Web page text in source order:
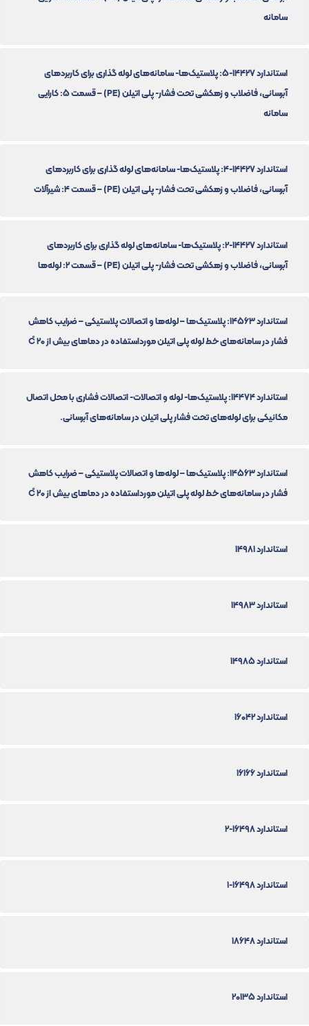
سامانه
استاندارد 14427-5: پلاستیک‌ها- سامانه‌های لوله گذاری برای کاربردهای
آبرسانی، فاضلاب و زهکشی تحت فشار- پلی اتیلن (PE) – قسمت 5: کارایی
سامانه
استاندارد 14427-4: پلاستیک‌ها- سامانه‌های لوله گذاری برای کاربردهای
آبرسانی، فاضلاب و زهکشی تحت فشار- پلی اتیلن (PE) – قسمت 4: شیرآلات
استاندارد 14427-2: پلاستیک‌ها- سامانه‌های لوله گذاری برای کاربردهای
آبرسانی، فاضلاب و زهکشی تحت فشار- پلی اتیلن (PE) – قسمت 2: لوله‌ها
استاندارد 14563: پلاستیک‌ها – لوله‌ها و اتصالات پلاستیکی – ضرایب کاهش
فشار در سامانه‌های خط لوله پلی اتیلن مورداستفاده در دماهای بیش از 20 C̊
استاندارد 14474: پلاستیک‌ها- لوله و اتصالات- اتصالات فشاری با محل اتصال
مکانیکی برای لوله‌های تحت فشار پلی اتیلن در سامانه‌های آبرسانی.
استاندارد 14563: پلاستیک‌ها – لوله‌ها و اتصالات پلاستیکی – ضرایب کاهش
فشار در سامانه‌های خط لوله پلی اتیلن مورداستفاده در دماهای بیش از 20 C̊
استاندارد 14981
استاندارد 14983
استاندارد 14985
استاندارد 16042
استاندارد 16166
استاندارد 16498-2
استاندارد 16498-1
استاندارد 18648
استاندارد 20135